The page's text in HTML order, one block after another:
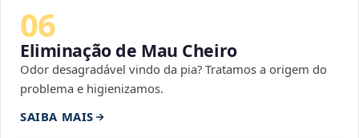
06
Eliminação de Mau Cheiro
Odor desagradável vindo da pia? Tratamos a origem do
problema e higienizamos.
SAIBA MAIS